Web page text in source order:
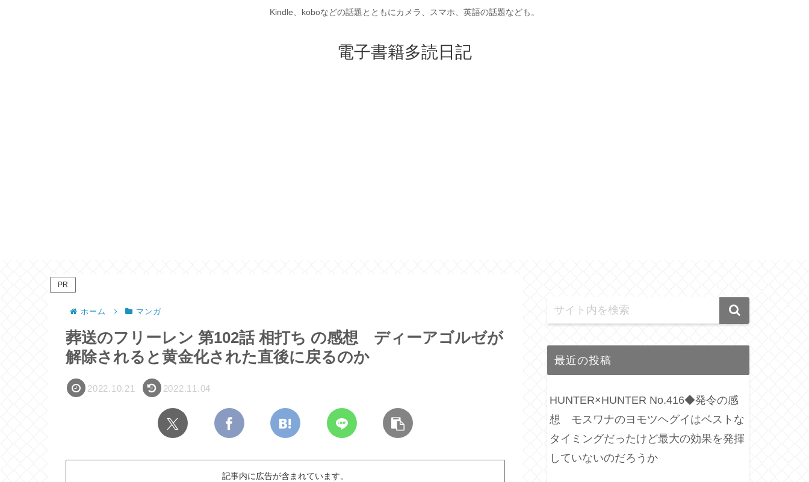
Kindle、koboなどの話題とともにカメラ、スマホ、英語の話題なども。
電子書籍多読日記
PR
ホーム マンガ
葬送のフリーレン 第102話 相打ち の感想 ディーアゴルゼが
解除されると黄金化された直後に戻るのか
2022.10.21 2022.11.04
記事内に広告が含まれています。
最近の投稿
HUNTER×HUNTER No.416◆発令の感
想 モスワナのヨモツヘグイはベストな
タイミングだったけど最大の効果を発揮
していないのだろうか